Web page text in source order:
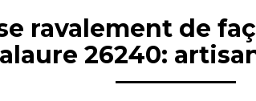
ravalement de
26240: